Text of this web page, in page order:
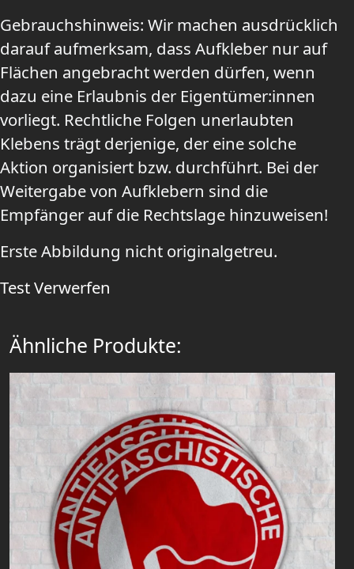
Gebrauchshinweis: Wir machen ausdrücklich
darauf aufmerksam, dass Aufkleber nur auf
Flächen angebracht werden dürfen, wenn
dazu eine Erlaubnis der Eigentümer:innen
vorliegt. Rechtliche Folgen unerlaubten
Klebens trägt derjenige, der eine solche
Aktion organisiert bzw. durchführt. Bei der
Weitergabe von Aufklebern sind die
Empfänger auf die Rechtslage hinzuweisen!
Erste Abbildung nicht originalgetreu.
TestVerwerfen
Ähnliche Produkte: